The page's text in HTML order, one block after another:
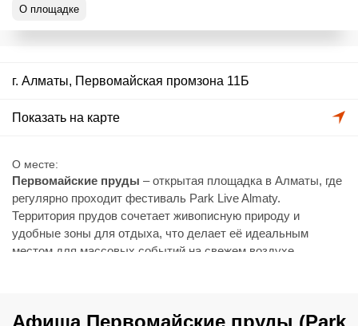
О площадке
г. Алматы, ​Первомайская промзона 11Б
Показать на карте
О месте
Первомайские пруды – открытая площадка в Алматы, где
регулярно проходит фестиваль Park Live Almaty.
Территория прудов сочетает живописную природу и
удобные зоны для отдыха, что делает её идеальным
местом для массовых событий на свежем воздухе.
остановки СТ Ардагер-Ветеран).
Афиша Первомайские пруды (Park